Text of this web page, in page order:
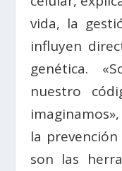
vida, la
influyen
genética.
nuestro
la
son las